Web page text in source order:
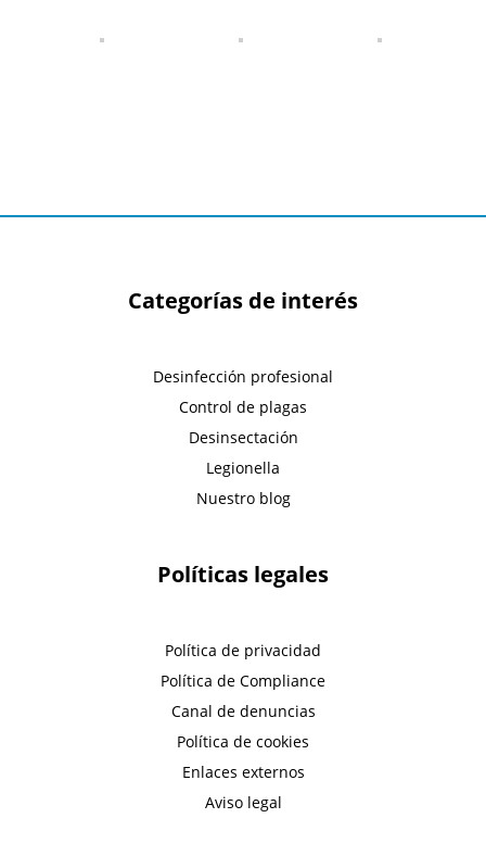
Categorías de interés
Desinfección profesional
Control de plagas
Desinsectación
Legionella
Nuestro blog
Políticas legales
Política de privacidad
Política de Compliance
Canal de denuncias
Política de cookies
Enlaces externos
Aviso legal